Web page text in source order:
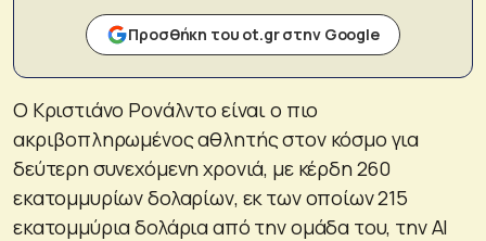
Προσθήκη του ot.gr στην Google
Ο Κριστιάνο Ρονάλντο είναι ο πιο
ακριβοπληρωμένος αθλητής στον κόσμο για
δεύτερη συνεχόμενη χρονιά, με κέρδη 260
εκατομμυρίων δολαρίων, εκ των οποίων 215
εκατομμύρια δολάρια από την ομάδα του, την Al